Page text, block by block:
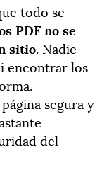
todo se
PDF no se
sitio. Nadie
encontrar los
segura y
del